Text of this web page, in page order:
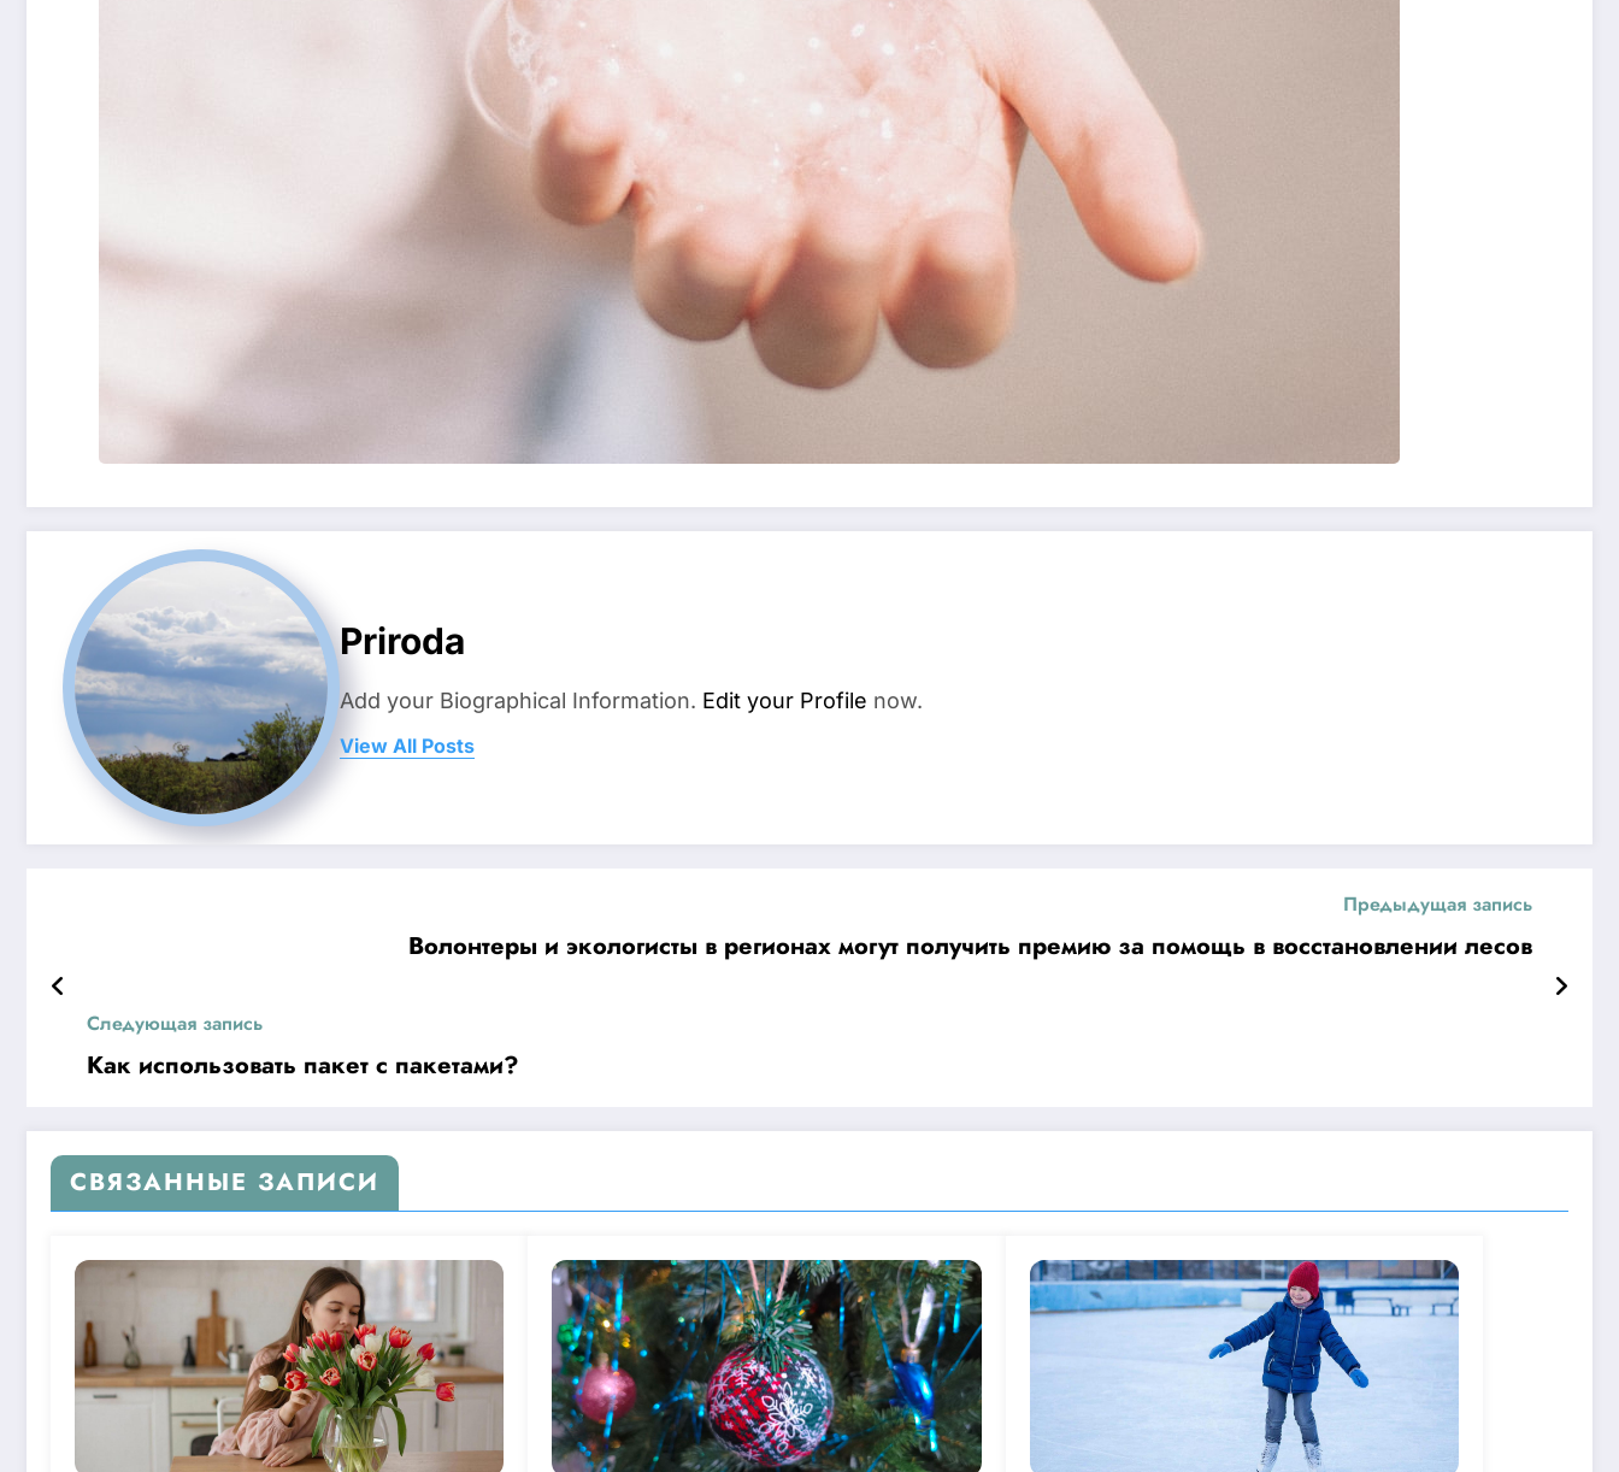
Priroda
Add your Biographical Information. Edit your Profile now.
View All Posts
Предыдущая запись
Волонтеры и экологисты в регионах могут получить премию за помощь в восстановлении лесов
Следующая запись
Как использовать пакет с пакетами?
СВЯЗАННЫЕ ЗАПИСИ